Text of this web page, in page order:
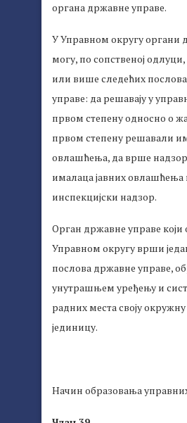
органа државне управе.
У Управном округу органи
могу, по сопственој
или више следећих
управе: да решавају у
првом степену односно о
првом степену решавали
овлашћења, да врше
ималаца јавних
инспекцијски надзор.
Орган државне управе који
Управном округу врши
послова државне управе,
унутрашњем уређењу и
радних места своју
јединицу.
Начин образовања